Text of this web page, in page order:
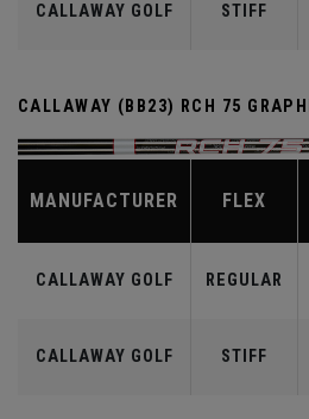
CALLAWAY GOLF STIFF
CALLAWAY (BB23) RCH 75
MANUFACTURER FLEX
CALLAWAY GOLF REGULAR
CALLAWAY GOLF STIFF